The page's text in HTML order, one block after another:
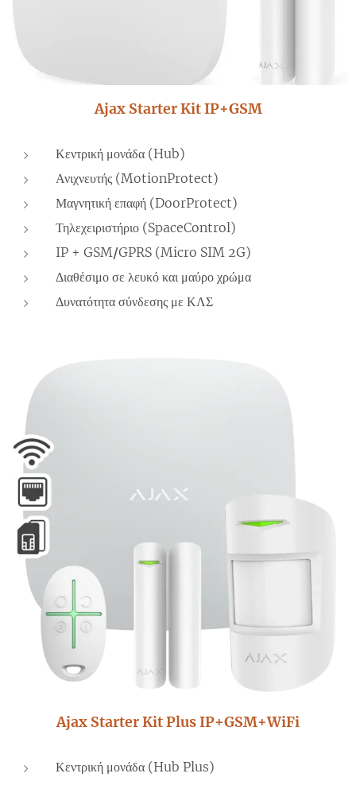
Ajax Starter Kit IP+GSM
Κεντρική μονάδα (Hub)
Ανιχνευτής (MotionProtect)
Μαγνητική επαφή (DoorProtect)
Τηλεχειριστήριο (SpaceControl)
IP + GSM/GPRS (Micro SIM 2G)
Διαθέσιμο σε λευκό και μαύρο χρώμα
Δυνατότητα σύνδεσης με ΚΛΣ
Ajax Starter Kit PlusIP+GSM+WiFi
Κεντρική μονάδα (Hub Plus)